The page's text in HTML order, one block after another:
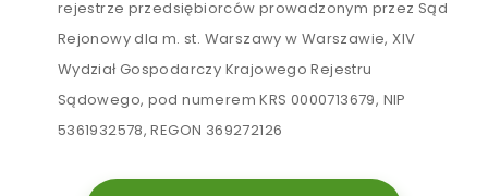
rejestrze przedsiębiorców prowadzonym przez Sąd
Rejonowy dla m. st. Warszawy w Warszawie, XIV
Wydział Gospodarczy Krajowego Rejestru
Sądowego, pod numerem KRS 0000713679, NIP
5361932578, REGON 369272126